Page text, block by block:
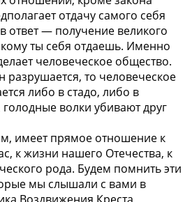
отдачу самого себя
ответ — получение великого
ты себя отдаешь. Именно
человеческое общество.
разрушается, то человеческое
либо в стадо, либо в
волки убивают друг
имеет прямое отношение к
к жизни нашего Отечества, к
рода. Будем помнить эти
мы слышали с вами в